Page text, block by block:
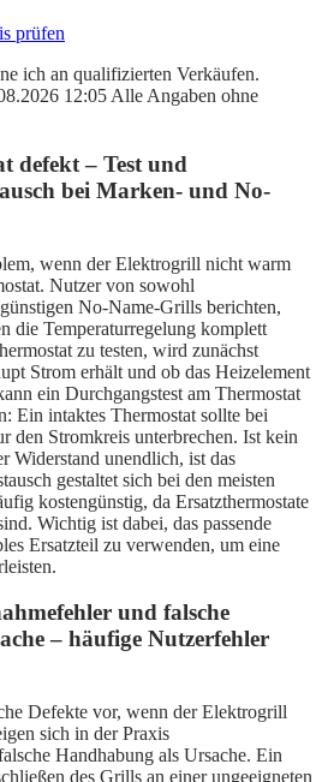
prüfen
ich an qualifizierten Verkäufen.
12:05 Alle Angaben ohne
defekt – Test und
bei Marken- und No-
wenn der Elektrogrill nicht warm
Nutzer von sowohl
No-Name-Grills berichten,
die Temperaturregelung komplett
zu testen, wird zunächst
Strom erhält und ob das Heizelement
ein Durchgangstest am Thermostat
Ein intaktes Thermostat sollte bei
den Stromkreis unterbrechen. Ist kein
Widerstand unendlich, ist das
gestaltet sich bei den meisten
kostengünstig, da Ersatzthermostate
Wichtig ist dabei, das passende
Ersatzteil zu verwenden, um eine
und falsche
– häufige Nutzerfehler
Defekte vor, wenn der Elektrogrill
sich in der Praxis
Handhabung als Ursache. Ein
des Grills an einer ungeeigneten